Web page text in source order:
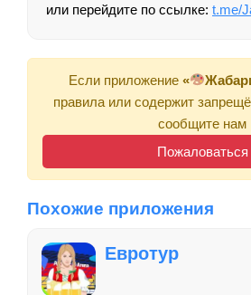
или перейдите по ссылке: t.me/
Если приложение «
правила или содержит
сообщите нам
Пожаловаться
Похожие приложения
Евротур